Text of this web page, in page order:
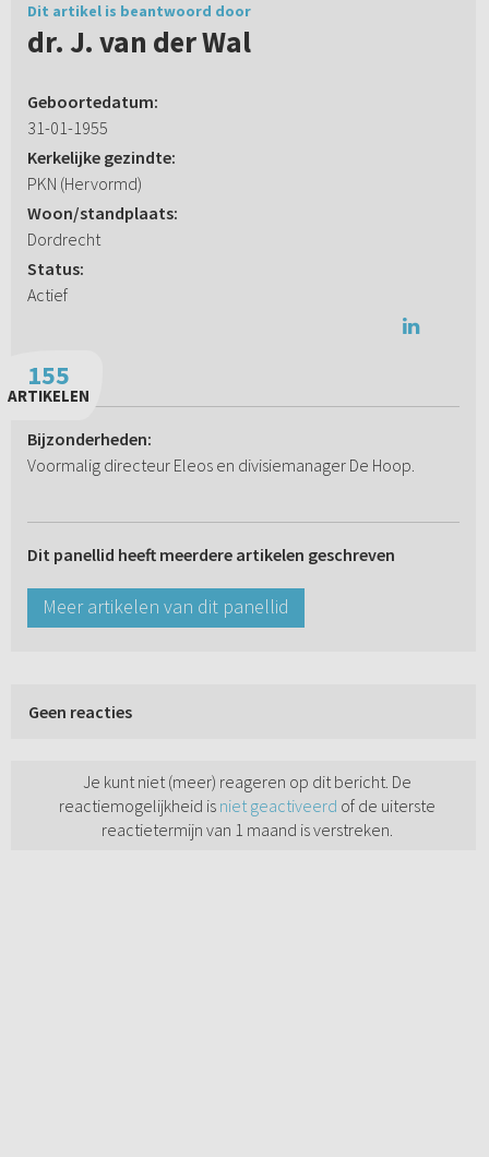
Dit artikel is beantwoord door
dr. J. van der Wal
Geboortedatum:
31-01-1955
Kerkelijke gezindte:
PKN (Hervormd)
Woon/standplaats:
Dordrecht
Status:
Actief
155
ARTIKELEN
Bijzonderheden:
Voormalig directeur Eleos en divisiemanager De Hoop.
Dit panellid heeft meerdere artikelen geschreven
Meer artikelen van dit panellid
Geen reacties
Je kunt niet (meer) reageren op dit bericht. De
reactiemogelijkheid is niet geactiveerd of de uiterste
reactietermijn van 1 maand is verstreken.